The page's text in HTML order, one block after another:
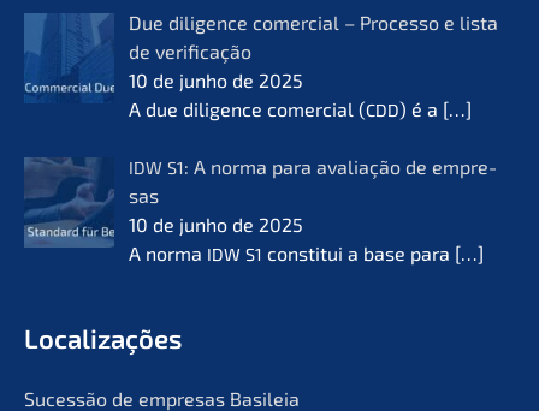
Due diligence comer­cial – Proces­so e lista
de verifi­ca­ção
10 de junho de 2025
A due diligence comer­cial (CDD) é a […]
IDW S1: A norma para avalia­ção de empre­
sas
10 de junho de 2025
A norma IDW S1 consti­tui a base para […]
Locali­za­ções
Suces­são de empre­sas Basileia